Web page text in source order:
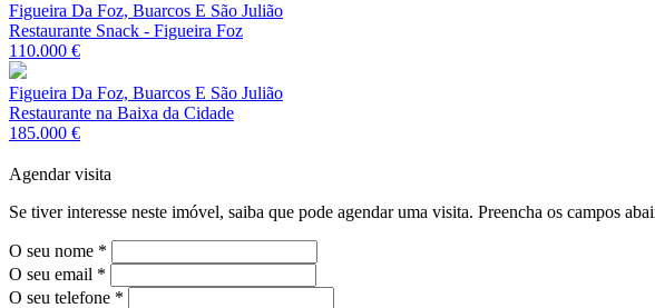
Figueira Da Foz, Buarcos E São Julião
Restaurante Snack - Figueira Foz
110.000 €
Figueira Da Foz, Buarcos E São Julião
Restaurante na Baixa da Cidade
185.000 €
Agendar visita
Se tiver interesse neste imóvel, saiba que pode agendar uma visita. Preencha os campos
O seu nome *
O seu email *
O seu telefone *